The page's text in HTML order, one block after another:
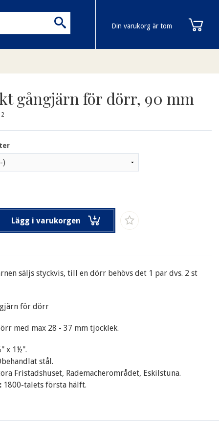
Din varukorg är tom
gångjärn för dörr, 90 mm
Lägg i varukorgen
säljs styckvis, till en dörr behövs det 1 par dvs. 2 st
för dörr
med max 28 - 37 mm tjocklek.
x 1½".
stål.
Fristadshuset, Rademacherområdet, Eskilstuna.
1800-talets första hälft.